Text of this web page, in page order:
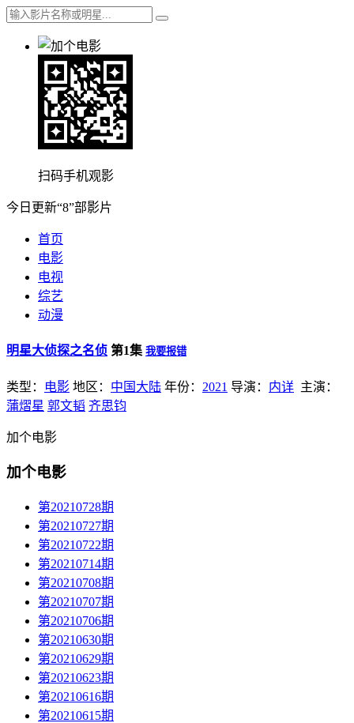
扫码手机观影
今日更新“8”部影片
首页
电影
电视
综艺
动漫
明星大侦探之名侦 第1集 我要报错
类型： 电影 地区： 中国大陆 年份： 2021 导演： 内详 主演：
蒲熠星 郭文韬 齐思钧
加个电影
加个电影
第20210728期
第20210727期
第20210722期
第20210714期
第20210708期
第20210707期
第20210706期
第20210630期
第20210629期
第20210623期
第20210616期
第20210615期